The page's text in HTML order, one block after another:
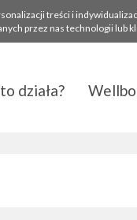
treści i
przez nas technologii lub
działa?